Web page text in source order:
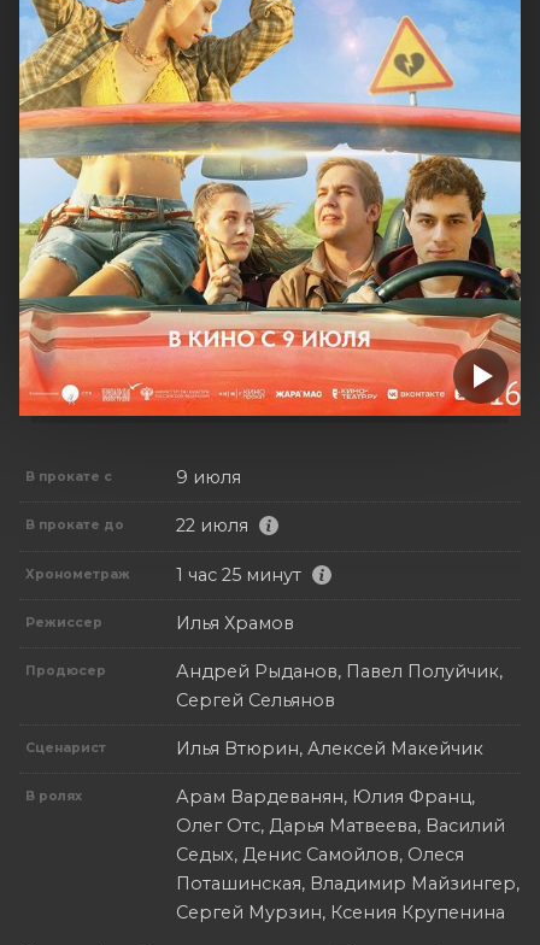
В прокате с 9 июля
В прокате до 22 июля
Хронометраж 1 час 25 минут
Режиссер Илья Храмов
Продюсер
Андрей Рыданов, Павел Полуйчик,
Сергей Сельянов
Сценарист Илья Втюрин, Алексей Макейчик
В ролях
Арам Вардеванян, Юлия Франц,
Олег Отс, Дарья Матвеева, Василий
Седых, Денис Самойлов, Олеся
Поташинская, Владимир Майзингер,
Сергей Мурзин, Ксения Крупенина